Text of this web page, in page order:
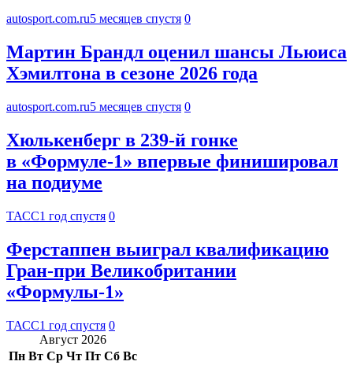
autosport.com.ru5 месяцев спустя 0
Мартин Брандл оценил шансы Льюиса
Хэмилтона в сезоне 2026 года
autosport.com.ru5 месяцев спустя 0
Хюлькенберг в 239-й гонке
в «Формуле-1» впервые финишировал
на подиуме
ТАСС1 год спустя 0
Ферстаппен выиграл квалификацию
Гран-при Великобритании
«Формулы-1»
ТАСС1 год спустя 0
Август 2026
Пн Вт Ср Чт Пт Сб Вс